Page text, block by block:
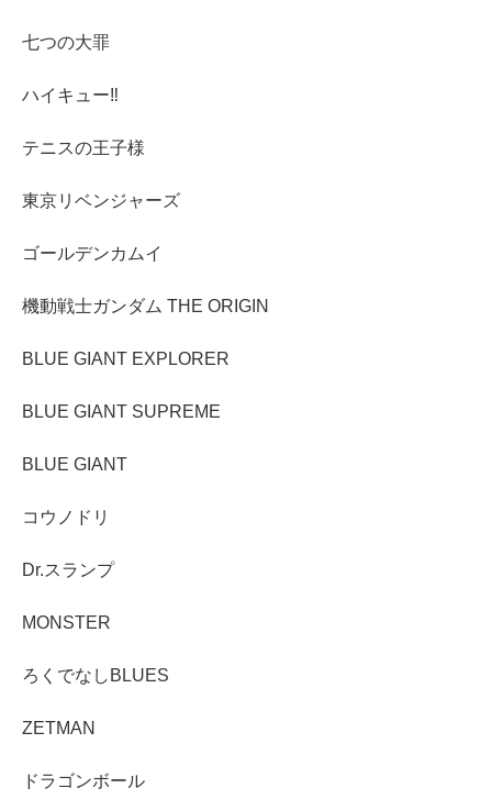
七つの大罪
ハイキュー‼︎
テニスの王子様
東京リベンジャーズ
ゴールデンカムイ
機動戦士ガンダム THE ORIGIN
BLUE GIANT EXPLORER
BLUE GIANT SUPREME
BLUE GIANT
コウノドリ
Dr.スランプ
MONSTER
ろくでなしBLUES
ZETMAN
ドラゴンボール